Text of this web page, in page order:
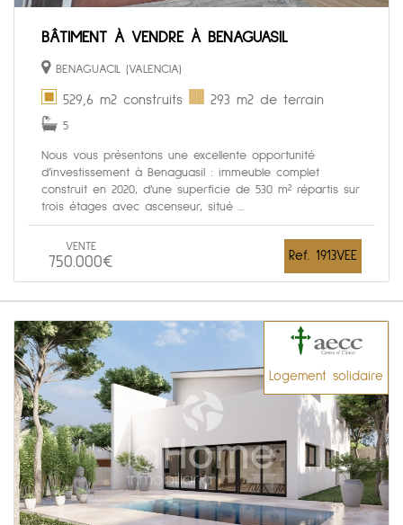
BÂTIMENT À VENDRE À BENAGUASIL
BENAGUACIL (VALENCIA)
529,6 m2 construits 293 m2 de terrain
5
Nous vous présentons une excellente opportunité
d’investissement à Benaguasil : immeuble complet
construit en 2020, d’une superficie de 530 m² répartis sur
trois étages avec ascenseur, situé ...
VENTE
750.000€ Ref. 1913VEE
Logement solidaire